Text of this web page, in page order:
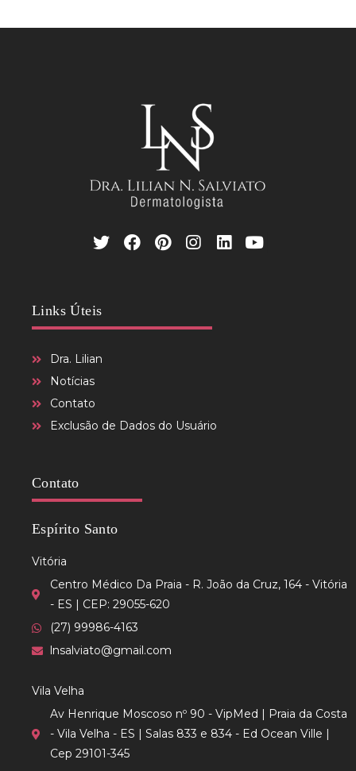
Links Úteis
Dra. Lilian
Notícias
Contato
Exclusão de Dados do Usuário
Contato
Espírito Santo
Vitória
Centro Médico Da Praia - R. João da Cruz, 164 - Vitória
- ES | CEP: 29055-620
(27) 99986-4163
lnsalviato@gmail.com
Vila Velha
Av Henrique Moscoso nº 90 - VipMed | Praia da Costa
- Vila Velha - ES | Salas 833 e 834 - Ed Ocean Ville |
Cep 29101-345